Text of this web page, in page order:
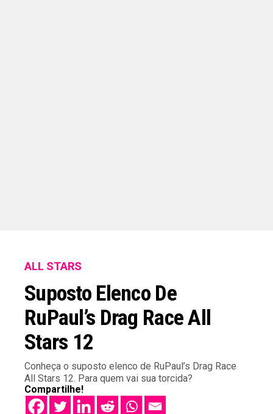
ALL STARS
Suposto Elenco De
RuPaul’s Drag Race All
Stars 12
Conheça o suposto elenco de RuPaul’s Drag Race
All Stars 12. Para quem vai sua torcida?
Compartilhe!